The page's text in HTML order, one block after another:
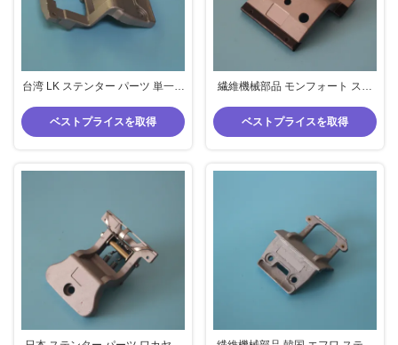
台湾 LK ステンター パーツ 単一の
素材 76mm 標準中心距離
ベストプライスを取得
繊維機械部品 モンフォート ステ
96mm 中心距離 標準サイズ
ベストプライスを取得